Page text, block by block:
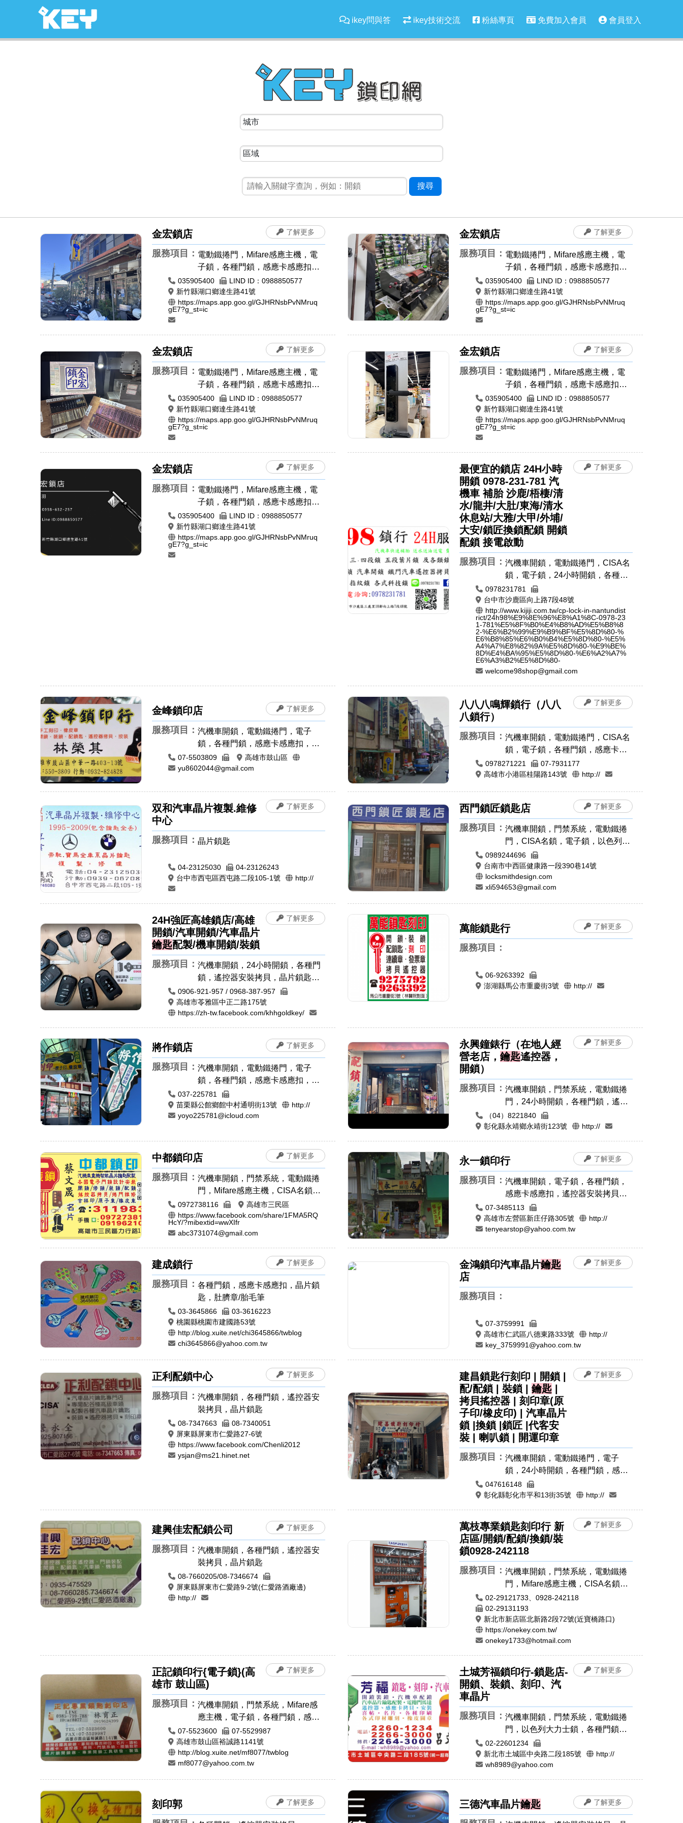
ikey問與答 ikey技術交流 粉絲專頁 免費加入會員 會員登入
搜尋
金宏鎖店
服務項目： 電動鐵捲門，Mifare感應主機，電
子鎖，各種門鎖，感應卡感應扣，
遙控器安裝拷貝，電磁鎖，開運印
章，肚臍章/胎毛筆，象牙印章，印
章圖案設計，公司章，電腦刻印，
035905400
LIND ID：0988850577
新竹縣湖口鄉達生路41號
https://maps.app.goo.gl/GJHRNsbPvNMruq
gE7?g_st=ic
了解更多 金宏鎖店
服務項目： 電動鐵捲門，Mifare感應主機，電
子鎖，各種門鎖，感應卡感應扣，
遙控器安裝拷貝，電磁鎖，開運印
章，肚臍章/胎毛筆，象牙印章，印
章圖案設計，公司章，電腦刻印，
035905400
LIND ID：0988850577
新竹縣湖口鄉達生路41號
https://maps.app.goo.gl/GJHRNsbPvNMruq
gE7?g_st=ic
了解更多
金宏鎖店
服務項目： 電動鐵捲門，Mifare感應主機，電
子鎖，各種門鎖，感應卡感應扣，
遙控器安裝拷貝，電磁鎖，開運印
章，肚臍章/胎毛筆，象牙印章，印
章圖案設計，公司章，電腦刻印，
035905400
LIND ID：0988850577
新竹縣湖口鄉達生路41號
https://maps.app.goo.gl/GJHRNsbPvNMruq
gE7?g_st=ic
了解更多 金宏鎖店
服務項目： 電動鐵捲門，Mifare感應主機，電
子鎖，各種門鎖，感應卡感應扣，
遙控器安裝拷貝，電磁鎖，開運印
章，肚臍章/胎毛筆，象牙印章，印
章圖案設計，公司章，電腦刻印，
035905400
LIND ID：0988850577
新竹縣湖口鄉達生路41號
https://maps.app.goo.gl/GJHRNsbPvNMruq
gE7?g_st=ic
了解更多
金宏鎖店
服務項目： 電動鐵捲門，Mifare感應主機，電
子鎖，各種門鎖，感應卡感應扣，
遙控器安裝拷貝，電磁鎖，開運印
章，肚臍章/胎毛筆，象牙印章，印
章圖案設計，公司章，電腦刻印，
035905400
LIND ID：0988850577
新竹縣湖口鄉達生路41號
https://maps.app.goo.gl/GJHRNsbPvNMruq
gE7?g_st=ic
了解更多
最便宜的鎖店 24H小時
開鎖 0978-231-781 汽
機車 補胎 沙鹿/梧棲/清
水/龍井/大肚/東海/清水
休息站/大雅/大甲/外埔/
大安/鎖匠換鎖配鎖 開鎖
配鎖 接電啟動
服務項目：汽機車開鎖，電動鐵捲門，CISA名
鎖，電子鎖，24小時開鎖，各種門
鎖，遙控器安裝拷貝，晶片鎖匙，
汽車開鎖，機車開鎖
0978231781
台中市沙鹿區向上路7段48號
http://www.kijiji.com.tw/cp-lock-in-nantundist
rict/24h98%E9%8E%96%E8%A1%8C-0978-23
1-781%E5%8F%B0%E4%B8%AD%E5%B8%8
2-%E6%B2%99%E9%B9%BF%E5%8D%80-%
E6%B8%85%E6%B0%B4%E5%8D%80-%E5%
A4%A7%E8%82%9A%E5%8D%80-%E9%BE%
8D%E4%BA%95%E5%8D%80-%E6%A2%A7%
E6%A3%B2%E5%8D%80-
welcome98shop@gmail.com
了解更多
金峰鎖印店
服務項目：汽機車開鎖，電動鐵捲門，電子
鎖，各種門鎖，感應卡感應扣，遙
控器安裝拷貝，電磁鎖，晶片鎖
匙，汽車開鎖，機車開鎖，開運印
牛角印章，印鑑章，原子章
07-5503809
高雄市鼓山區
yu8602044@gmail.com
了解更多
八八八鳴輝鎖行（八八
八鎖行）
服務項目：汽機車開鎖，電動鐵捲門，CISA名
鎖，電子鎖，各種門鎖，感應卡感
應扣，遙控器安裝拷貝，電磁鎖，
晶片鎖匙，汽車開鎖，機車開鎖，
章/胎毛筆，印章圖案設計，公司
章，橡皮章，牛角印章，印鑑章，
原子章
0978271221
07-7931177
高雄市小港區桂陽路143號
http://
了解更多
双和汽車晶片複製.維修
中心
服務項目：晶片鎖匙
04-23125030
04-23126243
台中市西屯區西屯路二段105-1號
http://
了解更多 西門鎖匠鎖匙店
服務項目：汽機車開鎖，門禁系統，電動鐵捲
門，CISA名鎖，電子鎖，以色列大
力士鎖，各種門鎖，感應卡感應
扣，遙控器安裝拷貝，電磁鎖，防
盜警報門鎖，晶片鎖匙，汽車開
鎖，機車開鎖
0989244696
台南市中西區健康路一段390巷14號
locksmithdesign.com
xli594653@gmail.com
了解更多
24H強匠高雄鎖店/高雄
開鎖/汽車開鎖/汽車晶片
鑰匙配製/機車開鎖/裝鎖
服務項目：汽機車開鎖，24小時開鎖，各種門
鎖，遙控器安裝拷貝，晶片鎖匙，
汽車開鎖，機車開鎖
0906-921-957 / 0968-387-957
高雄市苓雅區中正二路175號
https://zh-tw.facebook.com/khhgoldkey/
了解更多
萬能鎖匙行
服務項目：
06-9263392
澎湖縣馬公市重慶街3號
http://
了解更多
將作鎖店
服務項目：汽機車開鎖，電動鐵捲門，電子
鎖，各種門鎖，感應卡感應扣，遙
控器安裝拷貝，汽車開鎖，機車開
鎖，指紋鎖，密碼鎖，開運印章，
肚臍章/胎毛筆，公司章，電腦刻
037-225781
苗栗縣公館鄉館中村通明街13號
http://
yoyo225781@icloud.com
了解更多
永興鐘錶行（在地人經
營老店，鑰匙遙控器，
開鎖）
服務項目：汽機車開鎖，門禁系統，電動鐵捲
門，24小時開鎖，各種門鎖，遙控
器安裝拷貝，汽車開鎖，機車開
鎖，密碼鎖
（04）8221840
彰化縣永靖鄉永靖街123號
http://
了解更多
中都鎖印店
服務項目：汽機車開鎖，門禁系統，電動鐵捲
門，Mifare感應主機，CISA名鎖，
電子鎖，以色列大力士鎖，24小時
開鎖，各種門鎖，感應卡感應扣，
遙控器安裝拷貝，電磁鎖，防盜警
報門鎖，晶片鎖匙，汽車開鎖，機
章，肚臍章/胎毛筆，手工印章，象
牙印章，印章圖案設計，印身雕
刻，公司章，電腦刻印，橡皮章，
牛角印章，印鑑章，原子章
0972738116
高雄市三民區
https://www.facebook.com/share/1FMA5RQ
HcY/?mibextid=wwXIfr
abc3731074@gmail.com
了解更多 永一鎖印行
服務項目：汽機車開鎖，電子鎖，各種門鎖，
感應卡感應扣，遙控器安裝拷貝，
晶片鎖匙，汽車開鎖
07-3485113
高雄市左營區新庄仔路305號
http://
tenyearstop@yahoo.com.tw
了解更多
建成鎖行
服務項目：各種門鎖，感應卡感應扣，晶片鎖
匙，肚臍章/胎毛筆
03-3645866
03-3616223
桃園縣桃園市建國路53號
http://blog.xuite.net/chi3645866/twblog
chi3645866@yahoo.com.tw
了解更多 金鴻鎖印汽車晶片鑰匙
店
服務項目：
07-3759991
高雄市仁武區八德東路333號
http://
key_3759991@yahoo.com.tw
了解更多
正利配鎖中心
服務項目：汽機車開鎖，各種門鎖，遙控器安
裝拷貝，晶片鎖匙
08-7347663
08-7340051
屏東縣屏東市仁愛路27-6號
https://www.facebook.com/Chenli2012
ysjan@ms21.hinet.net
了解更多
建昌鎖匙行刻印 | 開鎖 |
配/配鎖 | 裝鎖 |鑰匙 |
拷貝搖控器 | 刻印章(原
子印/橡皮印) | 汽車晶片
鎖 |換鎖 |鎖匠 |代客安
裝 | 喇叭鎖 | 開運印章
服務項目：汽機車開鎖，電動鐵捲門，電子
鎖，24小時開鎖，各種門鎖，感應
卡感應扣，遙控器安裝拷貝，晶片
鎖匙，汽車開鎖，機車開鎖，密碼
章，公司章，電腦刻印，橡皮章，
印鑑章，原子章
047616148
彰化縣彰化市平和13街35號
http://
了解更多
建興佳宏配鎖公司
服務項目：汽機車開鎖，各種門鎖，遙控器安
裝拷貝，晶片鎖匙
08-7660205/08-7346674
屏東縣屏東市仁愛路9-2號(仁愛路酒廠邊)
http://
了解更多
萬枝專業鎖匙刻印行 新
店區/開鎖/配鎖/換鎖/裝
鎖0928-242118
服務項目：汽機車開鎖，門禁系統，電動鐵捲
門，Mifare感應主機，CISA名鎖，
電子鎖，以色列大力士鎖，各種門
鎖，感應卡感應扣，遙控器安裝拷
貝，電磁鎖，防盜警報門鎖，晶片
鎖匙，汽車開鎖，機車開鎖，開運
印章，肚臍章/胎毛筆，手工印章，
象牙印章，公司章，電腦刻印，橡
皮章，牛角印章，印鑑章，原子章
02-29121733、0928-242118
02-29131193
新北市新店區北新路2段72號(近寶橋路口)
https://onekey.com.tw/
onekey1733@hotmail.com
了解更多
正記鎖印行{電子鎖}(高
雄市 鼓山區)
服務項目：汽機車開鎖，門禁系統，Mifare感
應主機，電子鎖，各種門鎖，感應
卡感應扣，遙控器安裝拷貝，晶片
鎖匙，汽車開鎖，機車開鎖，開運
印章，肚臍章/胎毛筆，公司章，電
腦刻印，橡皮章，牛角印章，印鑑
章，原子章
07-5523600
07-5529987
高雄市鼓山區裕誠路1141號
http://blog.xuite.net/mf8077/twblog
mf8077@yahoo.com.tw
了解更多
土城芳福鎖印行-鎖匙店-
開鎖、裝鎖、刻印、汽
車晶片
服務項目：汽機車開鎖，門禁系統，電動鐵捲
門，以色列大力士鎖，各種門鎖，
感應卡感應扣，遙控器安裝拷貝，
晶片鎖匙，汽車開鎖，機車開鎖，
開運印章，肚臍章/胎毛筆，公司
章，電腦刻印，橡皮章，牛角印
02-22601234
新北市土城區中央路二段185號
http://
wh8989@yahoo.com
了解更多
刻印郭 了解更多 三德汽車晶片鑰匙 了解更多